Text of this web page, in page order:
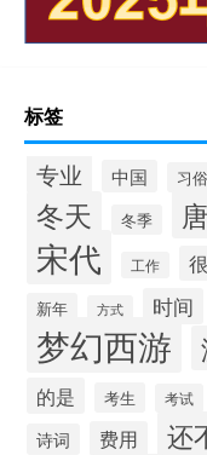
标签
专业 中国 习俗
冬天 冬季
宋代 工作
新年 方式 时间
梦幻西游
的是 考生 考试
诗词 费用 还